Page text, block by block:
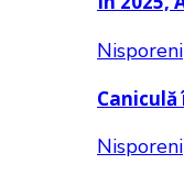
Nisporeni
Nisporeni